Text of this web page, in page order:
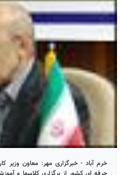
خرم آباد - خبرگزاری مهر: معاون